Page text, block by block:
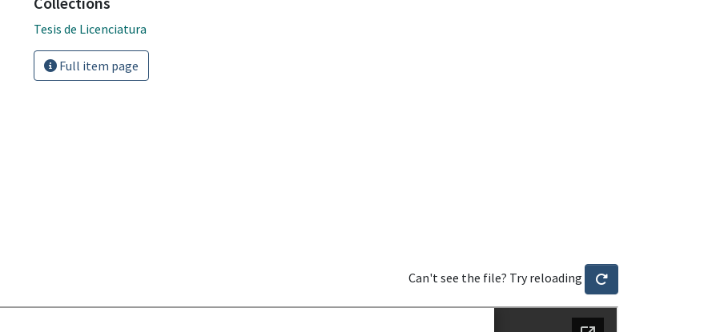
Tesis de Licenciatura
Full item page
Can't see the file? Try reloading